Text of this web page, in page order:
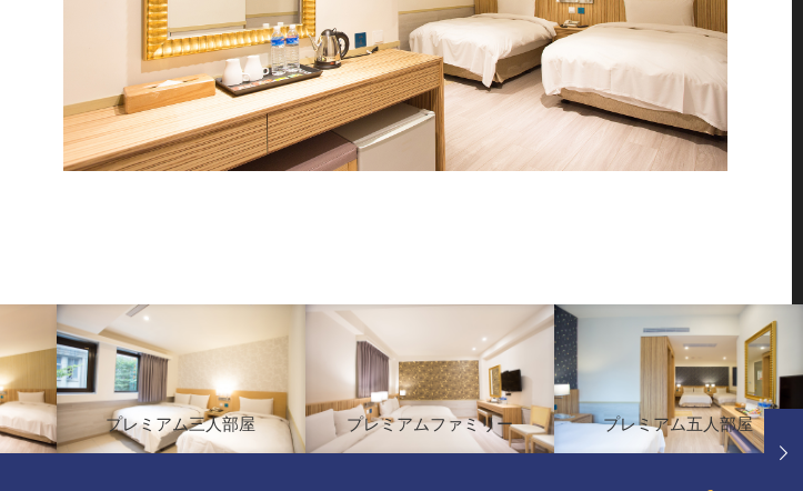
プレミアム三人部屋 プレミアムファミリー プレミアム五人部屋